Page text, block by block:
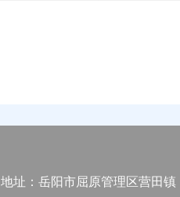
地址：岳阳市屈原管理区营田镇